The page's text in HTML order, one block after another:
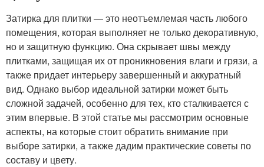
Затирка для плитки — это неотъемлемая часть любого
помещения, которая выполняет не только декоративную,
но и защитную функцию. Она скрывает швы между
плитками, защищая их от проникновения влаги и грязи, а
также придает интерьеру завершенный и аккуратный
вид. Однако выбор идеальной затирки может быть
сложной задачей, особенно для тех, кто сталкивается с
этим впервые. В этой статье мы рассмотрим основные
аспекты, на которые стоит обратить внимание при
выборе затирки, а также дадим практические советы по
составу и цвету.